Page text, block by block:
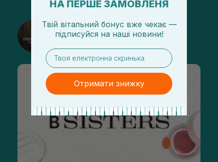
@sisters_stelmakh в Instagram
НА ПЕРШЕ ЗАМОВЛЕНЯ
Твій вітальний бонус вже чекає —
підписуйся на наші новини!
email
Отримати знижку